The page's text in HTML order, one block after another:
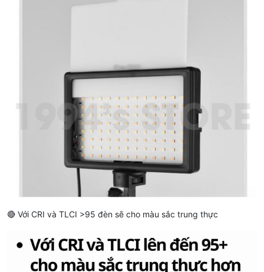
🔴 Với CRI và TLCI >95 đèn sẽ cho màu sắc trung thực